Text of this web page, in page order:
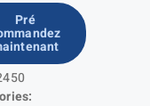
de
Chaussures
de
sécurité
Pré